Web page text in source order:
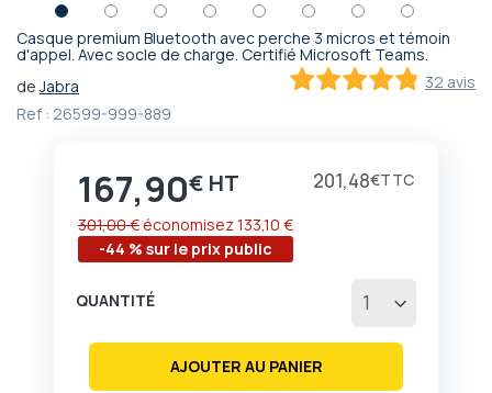
Casque premium Bluetooth avec perche 3 micros et témoin
d'appel. Avec socle de charge. Certifié Microsoft Teams.
32 avis
deJabra
Ref : 26599-999-889
Prix
167,90€ 201,48€
-44 % sur le prix public
301,00 € économisez133,10 €
QUANTITÉ
AJOUTER AU PANIER
Passer
début
de
d’images